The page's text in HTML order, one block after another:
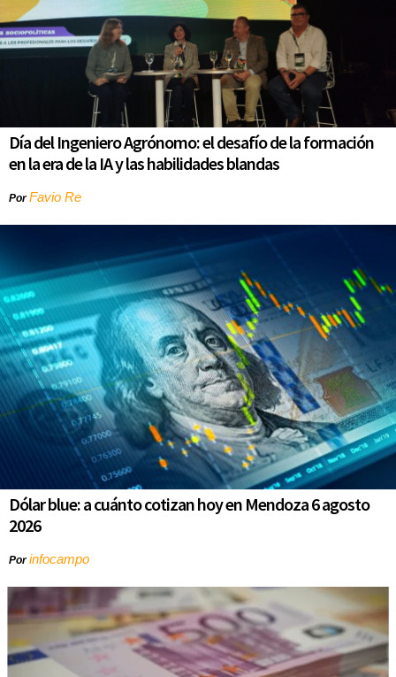
Día del Ingeniero Agrónomo: el desafío de la formación
en la era de la IA y las habilidades blandas
PorFavio Re
Dólar blue: a cuánto cotizan hoy en Mendoza 6 agosto
2026
Porinfocampo